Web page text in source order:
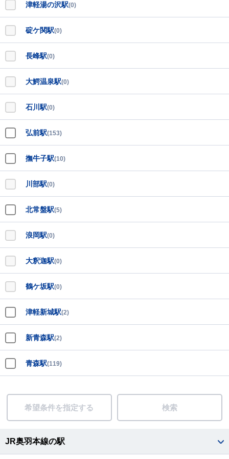
津軽湯の沢駅(0)
碇ケ関駅(0)
長峰駅(0)
大鰐温泉駅(0)
石川駅(0)
弘前駅(153)
撫牛子駅(10)
川部駅(0)
北常盤駅(5)
浪岡駅(0)
大釈迦駅(0)
鶴ケ坂駅(0)
津軽新城駅(2)
新青森駅(2)
青森駅(119)
希望条件を指定する 検索
JR奥羽本線の駅